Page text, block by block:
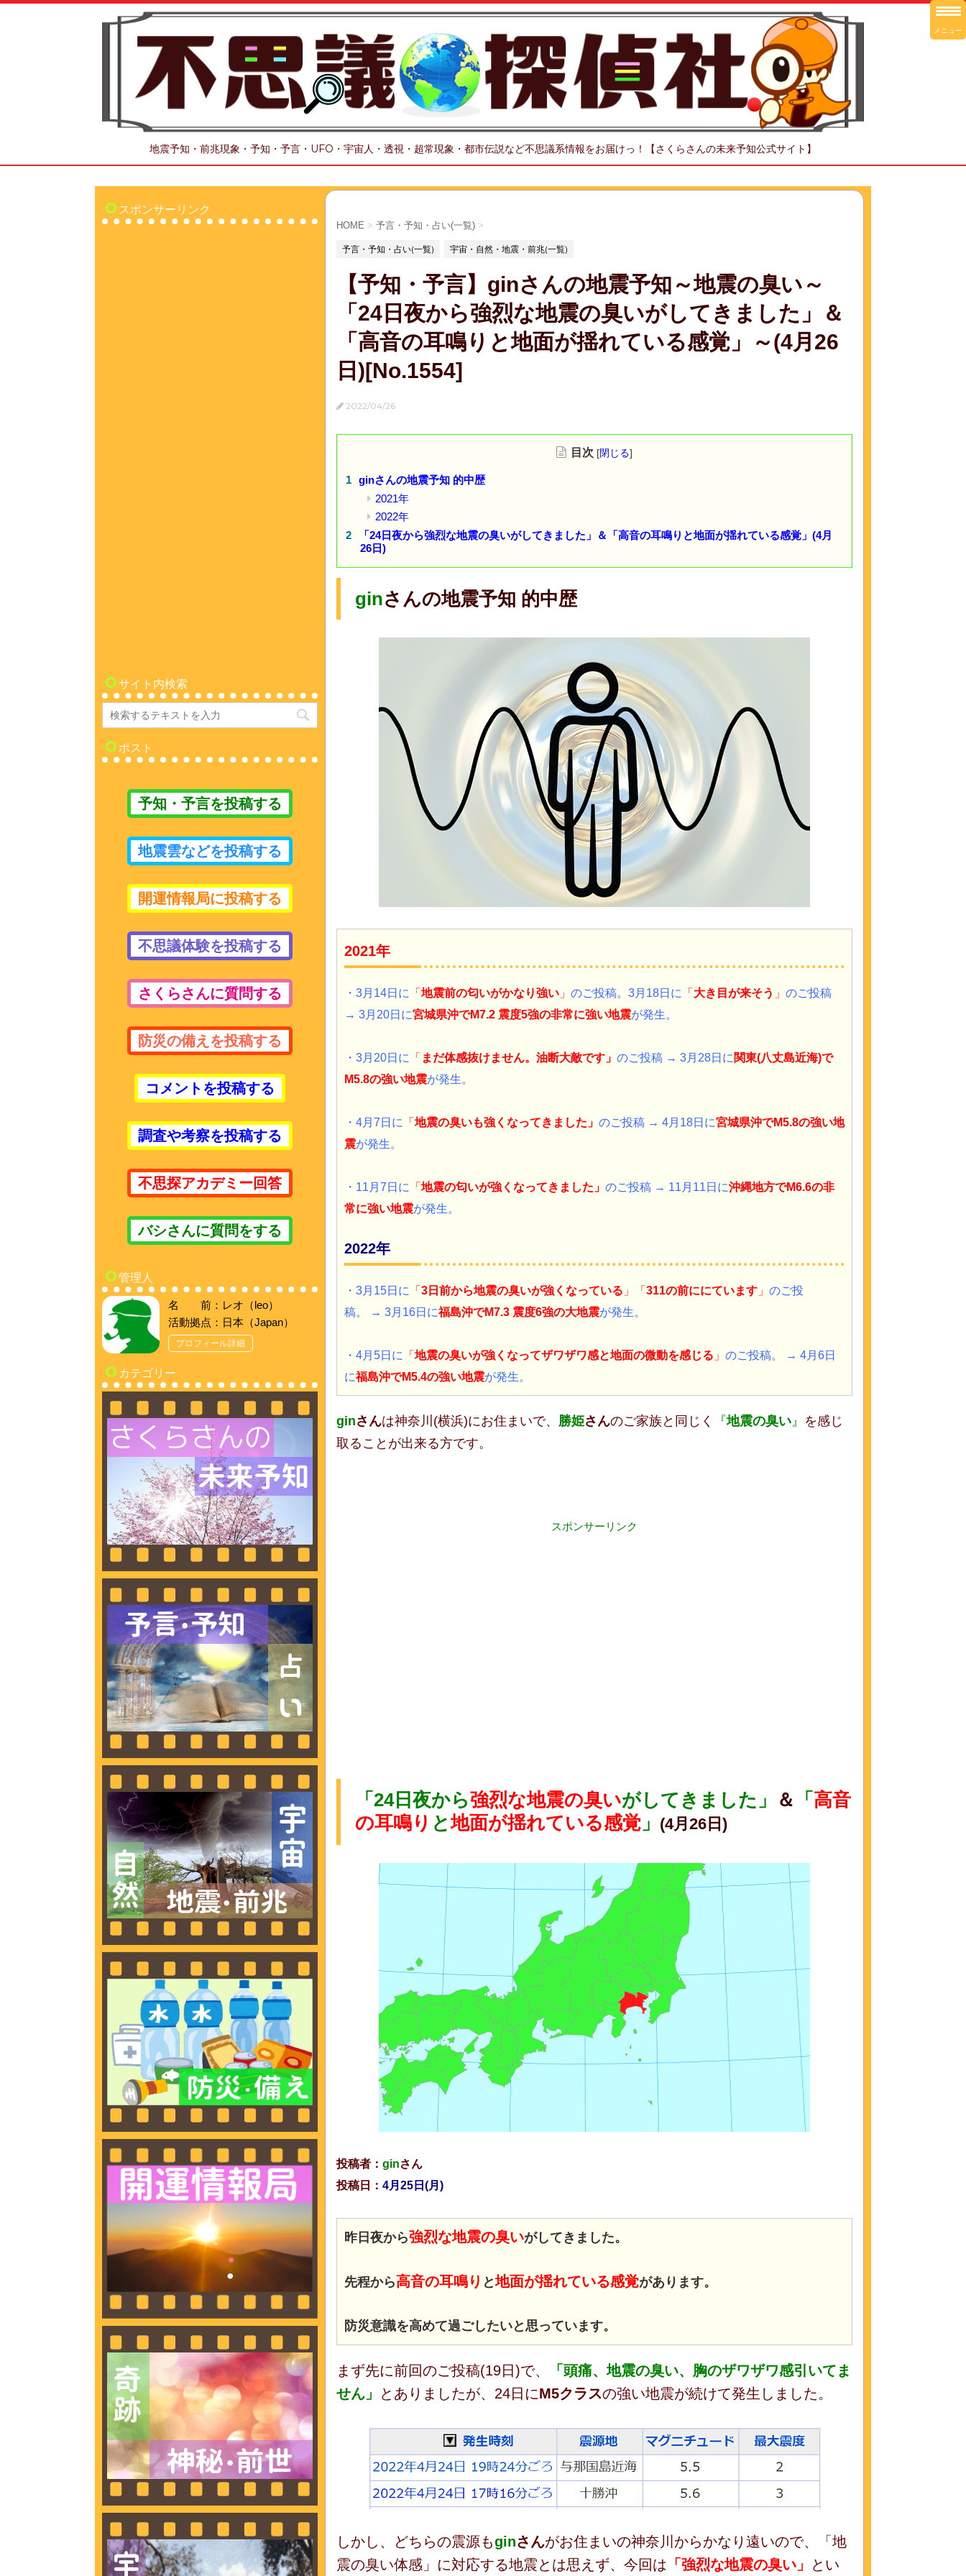
地震予知・前兆現象・予知・予言・UFO・宇宙人・透視・超常現象・都市伝説など不思議系情報をお届けっ！【さくらさんの未来予知公式サイト】
HOME > 予言・予知・占い(一覧) >
予言・予知・占い(一覧) 宇宙・自然・地震・前兆(一覧)
【予知・予言】ginさんの地震予知～地震の臭い～
「24日夜から強烈な地震の臭いがしてきました」＆
「高音の耳鳴りと地面が揺れている感覚」～(4月26
日)[No.1554]
2022/04/26
目次 [閉じる]
ginさんの地震予知 的中歴
2021年
2022年
「24日夜から強烈な地震の臭いがしてきました」＆「高音の耳鳴りと地面が揺れている感覚」(4月
26日)
ginさんの地震予知 的中歴
2021年
・3月14日 に 「 地震前の匂いがかなり強い 」 のご投稿。3月18日に 「 大き目が来そう 」 のご投稿
→ 3月20日 に宮城県沖でM7.2 震度5強の非常に強い地震が発生。
・ 3月20日に 「 まだ体感抜けません。 油断大敵です 」 のご投稿 → 3月28日 に関東(八丈島近海)で
M5.8の強い地震が発生。
・4月7日に 「 地震の臭いも強くなってきました 」 のご投稿 → 4月18日に宮城県沖でM5.8の強い地
震が発生。
・11月7日に 「 地震の匂いが強くなってきました 」 のご投稿 → 11月11日に沖縄地方でM6.6の非
常に強い地震が発生。
2022年
・3月15日 に 「 3日前から地震の臭いが強くなっている 」「 311の前ににています 」 のご投
稿。
→ 3月16日に福島沖でM7.3 震度6強の大地震が発生。
・4月5日 に 「 地震の臭いが強くなってザワザワ感と地面の微動を感じる 」 のご投稿。 → 4月6日
に福島沖でM5.4の強い地震が発生。
ginさんは神奈川(横浜)にお住まいで、 勝姫さんのご家族と同じく 『地震の臭い』 を感じ
取ることが出来る方です。
スポンサーリンク
「24日夜から強烈な地震の臭いがしてきました」 ＆ 「 高音
の耳鳴り と地面が揺れている感覚」 (4月26日)
投稿者： ginさん
投稿日： 4月25日(月 )
昨日夜から強烈な地震の臭いがしてきました。
先程から高音の耳鳴り と地面が揺れている感覚があります。
防災意識を高めて過ごしたいと思っています。
まず先に前回のご投稿(19日)で、
「頭痛、地震の臭い、胸のザワザワ感引いてま
せん」
とありましたが、24日にM5クラスの強い地震が続けて発生しました。
しかし、どちらの震源もginさんがお住まいの神奈川からかなり遠いので、「地
震の臭い体感」に対応する地震とは思えず、今回は 「強烈な地震の臭い」 とい
スポンサーリンク
サイト内検索
ポスト
予知・予言を投稿する
地震雲などを投稿する
開運情報局に投稿する
不思議体験を投稿する
さくらさんに質問する
防災の備えを投稿する
コメントを投稿する
調査や考察を投稿する
不思探アカデミー回答
バシさんに質問をする
管理人
名 前：レオ（leo）
活動拠点：日本（Japan）
プロフィール詳細
カテゴリー
メニュー